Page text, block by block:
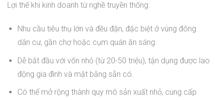
Lợi thế khi kinh doanh từ nghề truyền thống:
Nhu cầu tiêu thụ lớn và đều đặn, đặc biệt ở vùng đông
dân cư, gần chợ hoặc cụm quán ăn sáng.
Dễ bắt đầu với vốn nhỏ (từ 20-50 triệu), tận dụng được lao
động gia đình và mặt bằng sẵn có.
Có thể mở rộng thành quy mô sản xuất nhỏ, cung cấp